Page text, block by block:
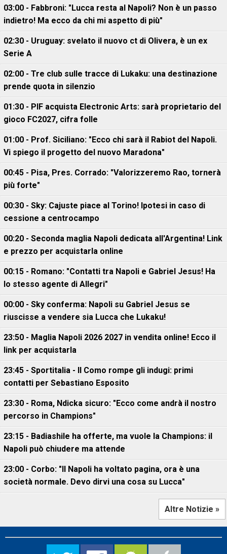
03:00 - Fabbroni: "Lucca resta al Napoli? Non è un passo
indietro! Ma ecco da chi mi aspetto di più"
02:30 - Uruguay: svelato il nuovo ct di Olivera, è un ex
Serie A
02:00 - Tre club sulle tracce di Lukaku: una destinazione
prende quota in silenzio
01:30 - PIF acquista Electronic Arts: sarà proprietario del
gioco FC2027, cifra folle
01:00 - Prof. Siciliano: "Ecco chi sarà il Rabiot del Napoli.
Vi spiego il progetto del nuovo Maradona"
00:45 - Pisa, Pres. Corrado: "Valorizzeremo Rao, tornerà
più forte"
00:30 - Sky: Cajuste piace al Torino! Ipotesi in caso di
cessione a centrocampo
00:20 - Seconda maglia Napoli dedicata all'Argentina! Link
e prezzo per acquistarla online
00:15 - Romano: "Contatti tra Napoli e Gabriel Jesus! Ha
lo stesso agente di Allegri"
00:00 - Sky conferma: Napoli su Gabriel Jesus se
riuscisse a vendere sia Lucca che Lukaku!
23:50 - Maglia Napoli 2026 2027 in vendita online! Ecco il
link per acquistarla
23:45 - Sportitalia - Il Como rompe gli indugi: primi
contatti per Sebastiano Esposito
23:30 - Roma, Ndicka sicuro: "Ecco come andrà il nostro
percorso in Champions"
23:15 - Badiashile ha offerte, ma vuole la Champions: il
Napoli può chiudere ma attende
23:00 - Corbo: "Il Napoli ha voltato pagina, ora è una
società normale. Devo dirvi una cosa su Lucca"
Altre Notizie »